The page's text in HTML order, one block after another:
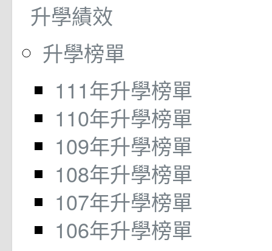
升學績效
升學榜單
111年升學榜單
110年升學榜單
109年升學榜單
108年升學榜單
107年升學榜單
106年升學榜單